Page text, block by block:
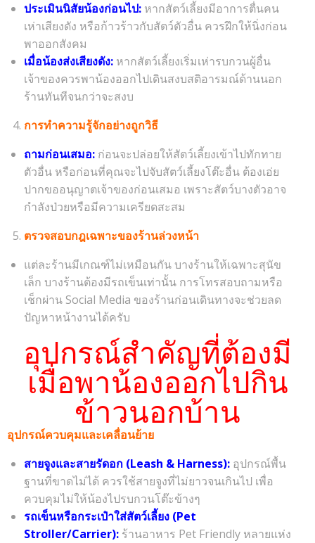
ประเมินนิสัยน้องก่อนไป: หากสัตว์เลี้ยงมีอาการตื่นคน
เห่าเสียงดัง หรือก้าวร้าวกับสัตว์ตัวอื่น ควรฝึกให้นิ่งก่อน
พาออกสังคม
เมื่อน้องส่งเสียงดัง: หากสัตว์เลี้ยงเริ่มเห่ารบกวนผู้อื่น
เจ้าของควรพาน้องออกไปเดินสงบสติอารมณ์ด้านนอก
ร้านทันทีจนกว่าจะสงบ
การทำความรู้จักอย่างถูกวิธี
ถามก่อนเสมอ: ก่อนจะปล่อยให้สัตว์เลี้ยงเข้าไปทักทาย
ตัวอื่น หรือก่อนที่คุณจะไปจับสัตว์เลี้ยงโต๊ะอื่น ต้องเอ่ย
ปากขออนุญาตเจ้าของก่อนเสมอ เพราะสัตว์บางตัวอาจ
กำลังป่วยหรือมีความเครียดสะสม
ตรวจสอบกฎเฉพาะของร้านล่วงหน้า
แต่ละร้านมีเกณฑ์ไม่เหมือนกัน บางร้านให้เฉพาะสุนัข
เล็ก บางร้านต้องมีรถเข็นเท่านั้น การโทรสอบถามหรือ
เช็กผ่าน Social Media ของร้านก่อนเดินทางจะช่วยลด
ปัญหาหน้างานได้ครับ
อุปกรณ์สำคัญที่ต้องมี
เมื่อพาน้องออกไปกิน
ข้าวนอกบ้าน
อุปกรณ์ควบคุมและเคลื่อนย้าย
สายจูงและสายรัดอก (Leash & Harness): อุปกรณ์พื้น
ฐานที่ขาดไม่ได้ ควรใช้สายจูงที่ไม่ยาวจนเกินไป เพื่อ
ควบคุมไม่ให้น้องไปรบกวนโต๊ะข้างๆ
รถเข็นหรือกระเป๋าใส่สัตว์เลี้ยง (Pet
Stroller/Carrier): ร้านอาหาร Pet Friendly หลายแห่ง